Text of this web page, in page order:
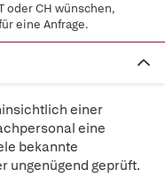
oder CH wünschen,
eine Anfrage.
einer
eine
bekannte
ungenügend geprüft.